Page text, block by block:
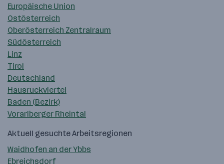
Europäische Union
Ostösterreich
Oberösterreich Zentralraum
Südösterreich
Linz
Tirol
Deutschland
Hausruckviertel
Baden (Bezirk)
Vorarlberger Rheintal
Aktuell gesuchte Arbeitsregionen
Waidhofen an der Ybbs
Ebreichsdorf